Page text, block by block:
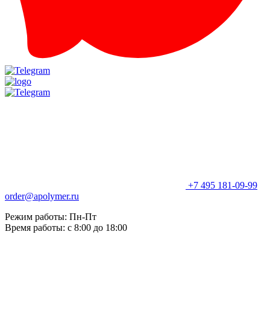
+7 495 181-09-99
order@apolymer.ru
Режим работы: Пн-Пт
Время работы: с 8:00 до 18:00